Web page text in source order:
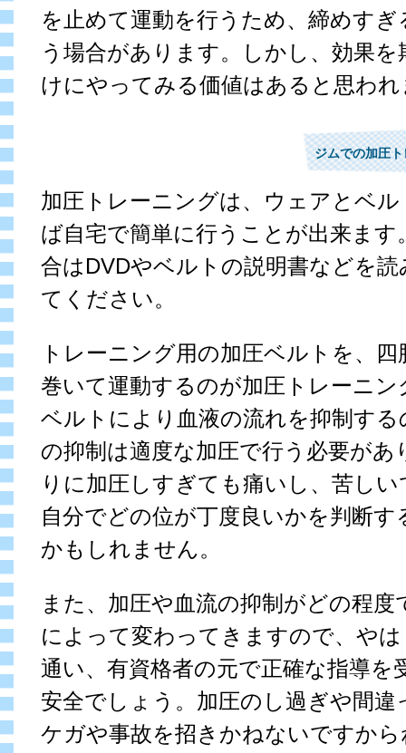
を止めて運動を行うため、締めすぎ
う場合があります。しかし、効果
けにやってみる価値はあると思わ
ジムでの加圧
加圧トレーニングは、ウェアとベ
ば自宅で簡単に行うことが出来ます
合はDVDやベルトの説明書などを
てください。
トレーニング用の加圧ベルトを、
巻いて運動するのが加圧トレーニン
ベルトにより血液の流れを抑制す
の抑制は適度な加圧で行う必要があ
りに加圧しすぎても痛いし、苦し
自分でどの位が丁度良いかを判断す
かもしれません。
また、加圧や血流の抑制がどの程度
によって変わってきますので、や
通い、有資格者の元で正確な指導を
安全でしょう。加圧のし過ぎや間違
ケガや事故を招きかねないですから